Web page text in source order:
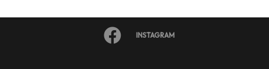
INSTAGRAM